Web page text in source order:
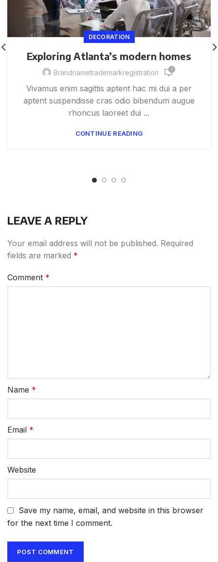
DECORATION
Exploring Atlanta’s modern homes
Brandnametrademarkregistration 0
Vivamus enim sagittis aptent hac mi dui a per
aptent suspendisse cras odio bibendum augue
rhoncus laoreet dui ...
CONTINUE READING
LEAVE A REPLY
Your email address will not be published. Required
fields are marked *
Comment *
Name *
Email *
Website
Save my name, email, and website in this browser
for the next time I comment.